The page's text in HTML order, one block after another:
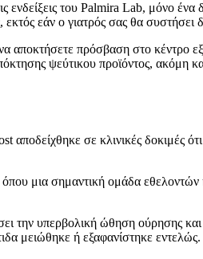
του Palmira Lab, μόνο ένα
εάν ο γιατρός σας θα συστήσει
αποκτήσετε πρόσβαση στο κέντρο
ψεύτικου προϊόντος, ακόμη
αποδείχθηκε σε κλινικές δοκιμές
μια σημαντική ομάδα
την υπερβολική ώθηση ούρησης
μειώθηκε ή εξαφανίστηκε εντελώς.